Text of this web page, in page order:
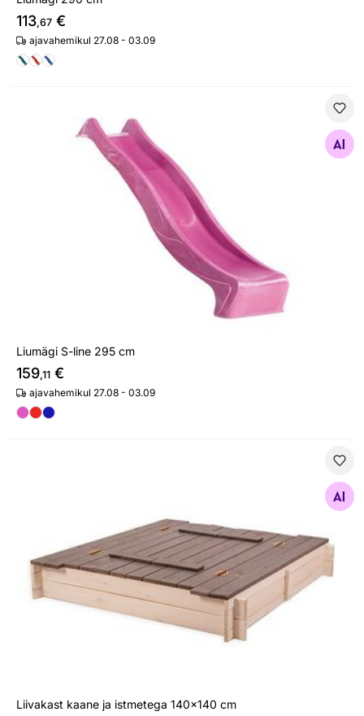
113,67 €
ajavahemikul 27.08 - 03.09
Liumägi S-line 295 cm
Liumägi S-line 295 cm
159,11 €
ajavahemikul 27.08 - 03.09
Liivakast kaane ja istmetega 140x140 cm